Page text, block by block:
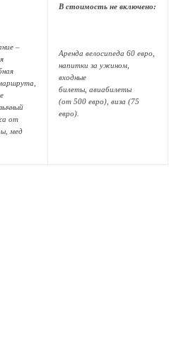
–
от
мед
В стоимость не включено:
Аренда велосипеда 60 евро,
напитки за ужином,
входные
билеты, авиабилеты
(от 500 евро), виза (75
евро).